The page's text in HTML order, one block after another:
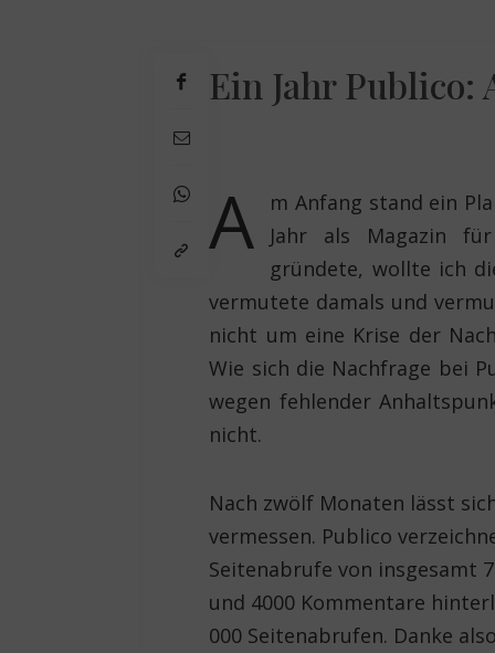
Ein Jahr
A
m Anfang stand ein
Jahr als Magazin
gründete, wollte ich
vermutete damals und
nicht um eine Krise der
Wie sich die Nachfrage bei
wegen fehlender
nicht.
Nach zwölf Monaten lässt
vermessen. Publico
Seitenabrufe von insgesamt
und 4000 Kommentare
000 Seitenabrufen. Danke